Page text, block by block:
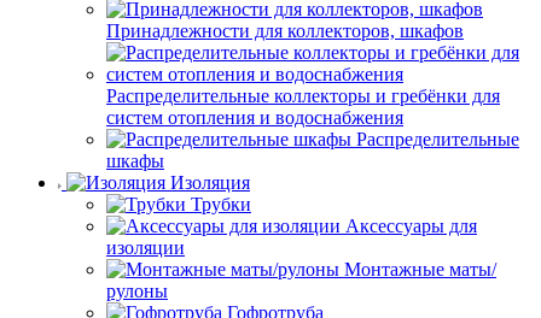
Принадлежности для коллекторов, шкафов
Распределительные коллекторы и гребёнки для
систем отопления и водоснабжения
Распределительные
шкафы
Изоляция
Трубки
Аксессуары для
изоляции
Монтажные маты/
рулоны
Гофротруба